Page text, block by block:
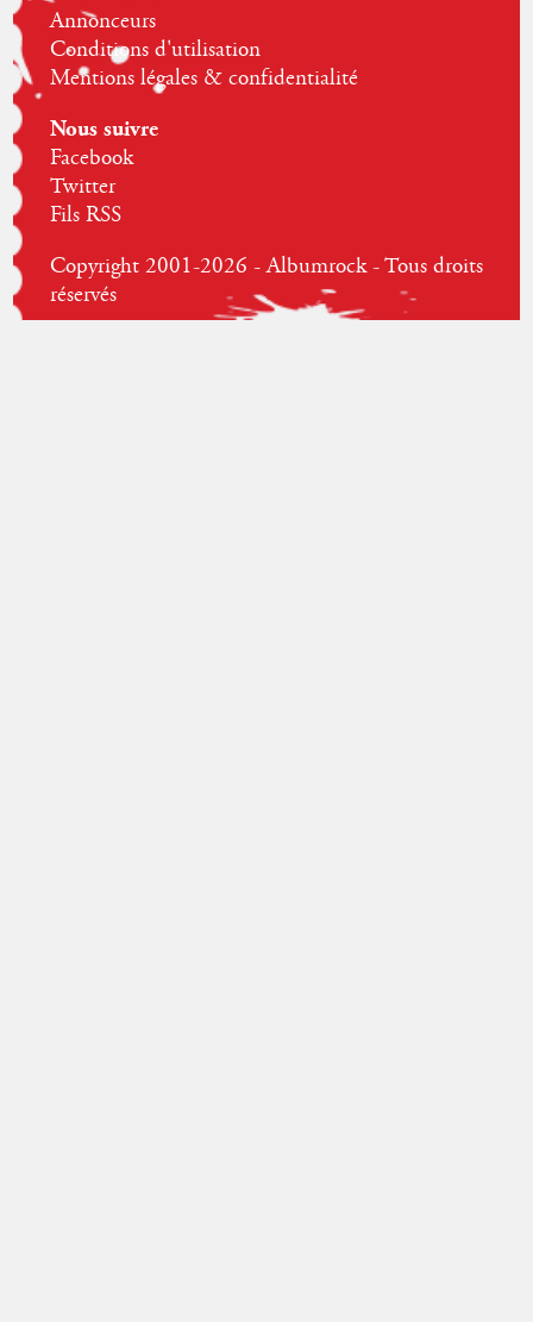
Annonceurs
Conditions d'utilisation
Mentions légales & confidentialité
Nous suivre
Facebook
Twitter
Fils RSS
Copyright 2001-2026 - Albumrock - Tous droits
réservés